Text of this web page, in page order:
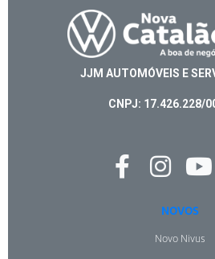
JJM AUTOMÓVEIS E
CNPJ: 17.426.228/
NOVOS
Novo Nivus